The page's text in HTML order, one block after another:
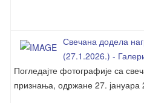
Свечана додела
(27.1.2026.) -
Погледајте фотографије са
признања, одржане 27. јануара